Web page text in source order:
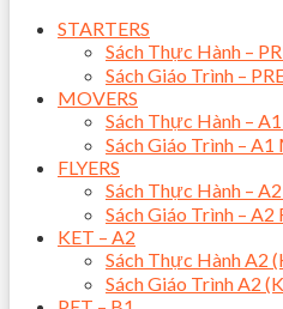
STARTERS
Sách Thực Hành –
Sách Giáo Trình –
MOVERS
Sách Thực Hành –
Sách Giáo Trình – A1
FLYERS
Sách Thực Hành – A2
Sách Giáo Trình – A2
KET – A2
Sách Thực Hành A2
Sách Giáo Trình A2